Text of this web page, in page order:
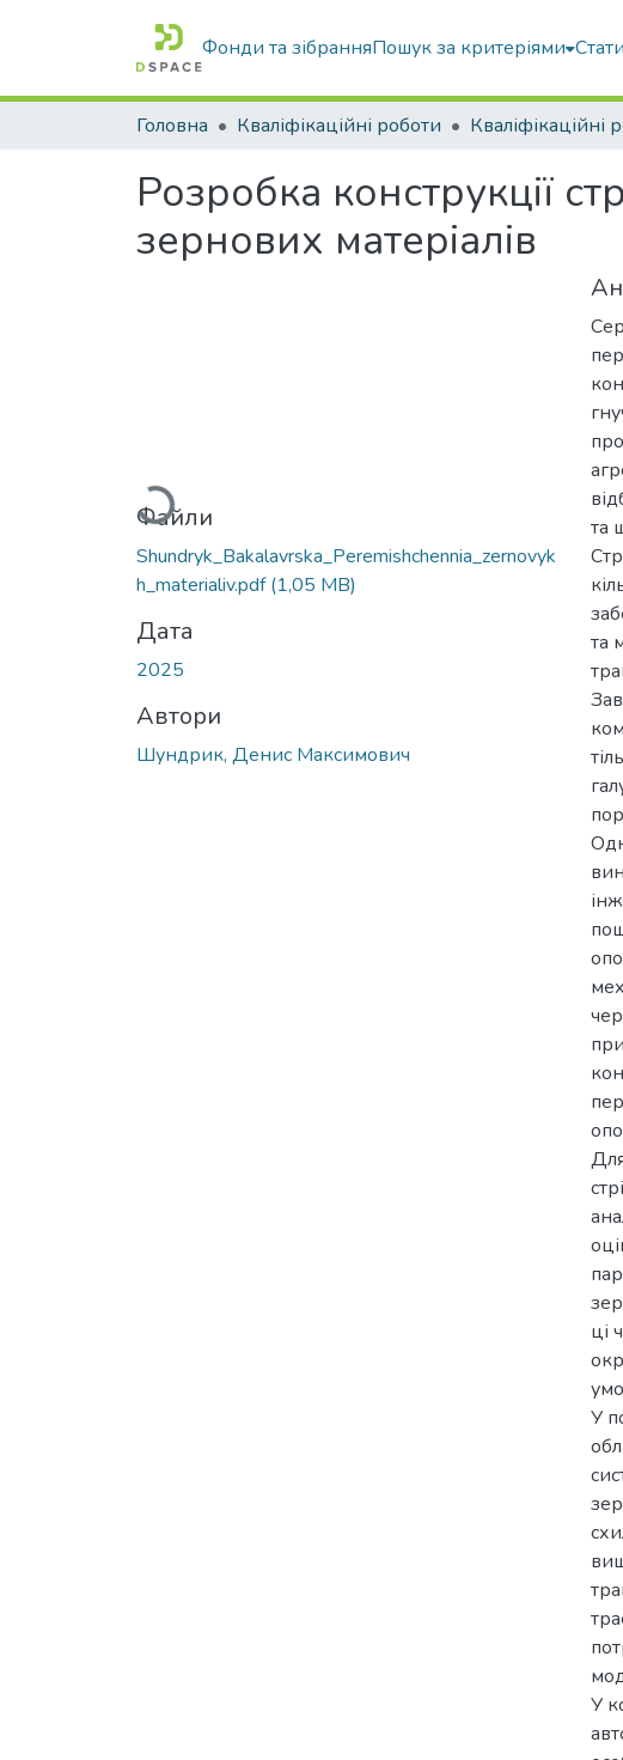
Фонди та зібранняПошук за критеріями
Головна Кваліфікаційні роботи
Розробка конструкції
зернових матеріалів
Вантажиться...
Файли
Shundryk_Bakalavrska_Peremishchennia_zernovyk
h_materialiv.pdf(1,05 MB)
Дата
2025
Автори
Шундрик, Денис Максимович
та
та
ці
У
У